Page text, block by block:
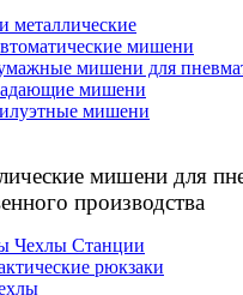
мишени
мишени для
мишени
мишени
мишени для
производства
Чехлы Станции
рюкзаки